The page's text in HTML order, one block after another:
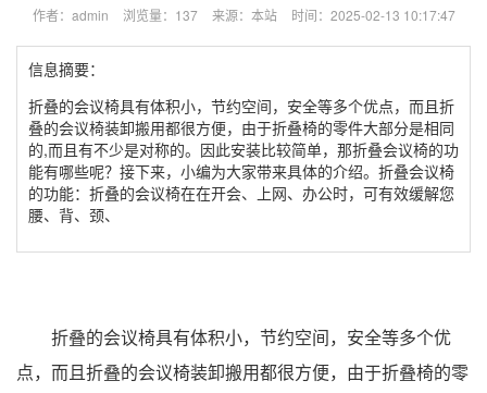
作者：admin 浏览量：137 来源：本站 时间：2025-02-13 10:17:47
信息摘要：
折叠的会议椅具有体积小，节约空间，安全等多个优点，而且折
叠的会议椅装卸搬用都很方便，由于折叠椅的零件大部分是相同
的,而且有不少是对称的。因此安装比较简单，那折叠会议椅的功
能有哪些呢？接下来，小编为大家带来具体的介绍。折叠会议椅
的功能：折叠的会议椅在在开会、上网、办公时，可有效缓解您
腰、背、颈、
折叠的会议椅具有体积小，节约空间，安全等多个优
点，而且折叠的会议椅装卸搬用都很方便，由于折叠椅的零